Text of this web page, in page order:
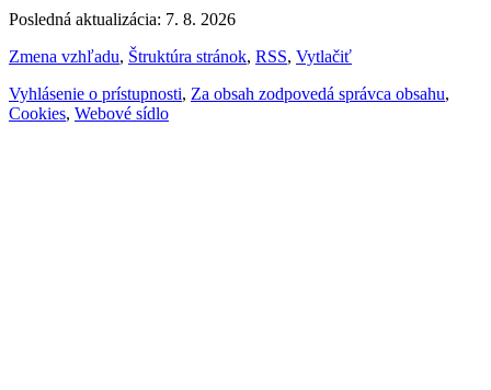
Posledná aktualizácia: 7. 8. 2026
Zmena vzhľadu, Štruktúra stránok, RSS, Vytlačiť
Vyhlásenie o prístupnosti, Za obsah zodpovedá správca obsahu,
Cookies, Webové sídlo